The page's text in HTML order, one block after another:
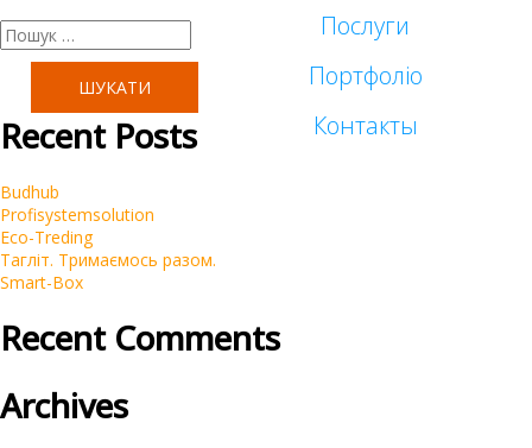
Послуги
Таргетована реклама
Портфоліо
Малий бізнес
Контакты
Пошук:
Recent Posts
Budhub
Profisystemsolution
Eco-Treding
Тагліт. Тримаємось разом.
Smart-Box
Recent Comments
Archives